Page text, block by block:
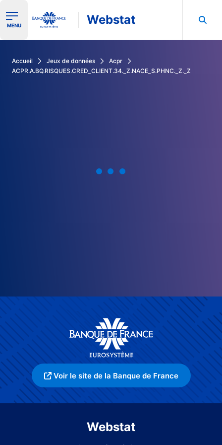
Ouvrir le menu de navigation
MENU Webstat
Accueil Jeux de données
Acpr
ACPR.A.BQ.RISQUES.CRED_CLIENT.34._Z.NACE_S.PHNC._Z._Z
Voir le site de la Banque de France
Webstat